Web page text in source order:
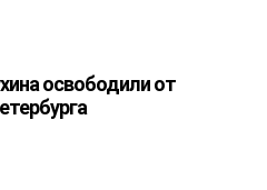
освободили от